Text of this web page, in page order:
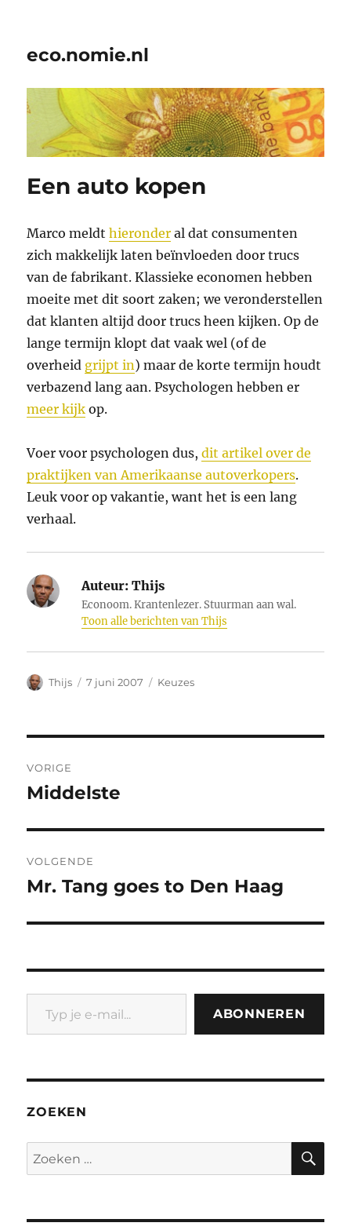
eco.nomie.nl
Een auto kopen
Marco meldthieronder al dat consumenten
zich makkelijk laten beïnvloeden door trucs
van de fabrikant. Klassieke economen hebben
moeite met dit soort zaken; we veronderstellen
dat klanten altijd door trucs heen kijken. Op de
lange termijn klopt dat vaak wel (of de
overheid grijpt in) maar de korte termijn houdt
verbazend lang aan. Psychologen hebben er
meer kijk op.
Voer voor psychologen dus,dit artikel over de
praktijken van Amerikaanse autoverkopers.
Leuk voor op vakantie, want het is een lang
verhaal.
Auteur: Thijs
Econoom. Krantenlezer. Stuurman aan wal.
Toon alle berichten van Thijs
Auteur
Thijs
Geplaatst
7 juni 2007 Categorieën
Keuzes
navigatie
VORIGE
Vorig
Middelste
VOLGENDE
Volgend
Mr. Tang goes to Den Haag
Typ je e-mail...
ABONNEREN
ZOEKEN
Zoeken
naar: